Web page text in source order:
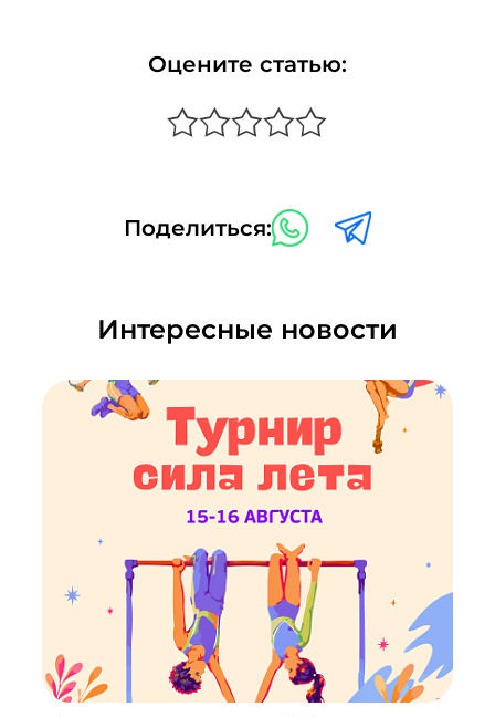
Оцените статью:
Поделиться:
Интересные новости